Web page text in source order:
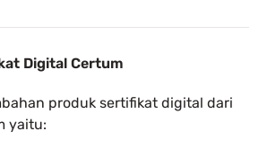
Digital Certum
produk sertifikat digital dari
yaitu: